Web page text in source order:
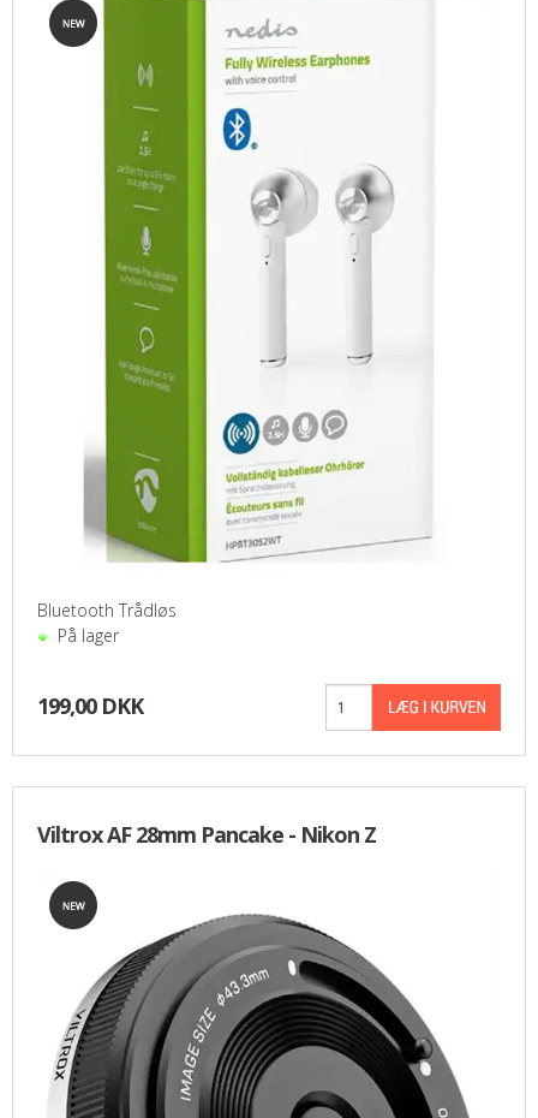
Bluetooth Trådløs
På lager
199,00 DKK
Viltrox AF 28mm Pancake - Nikon Z